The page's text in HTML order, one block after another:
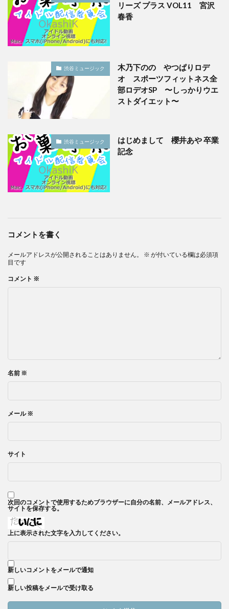
リーズ プラス VOL11 宮沢
春香
渋谷ミュージック
木乃下のの やつぱりロデ
オ スポーツフィットネス全
部ロデオSP 〜しっかりウエ
ストダイエット〜
渋谷ミュージック
はじめまして 櫻井あや 卒業
記念
コメントを書く
メールアドレスが公開されることはありません。 ※ が付いている欄は必須項
目です
コメント ※
名前 ※
メール※
サイト
次回のコメントで使用するためブラウザーに自分の名前、メールアドレス、
サイトを保存する。
上に表示された文字を入力してください。
新しいコメントをメールで通知
新しい投稿をメールで受け取る